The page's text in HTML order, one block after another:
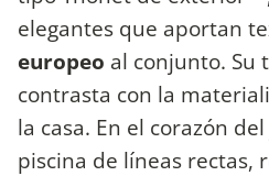
elegantes que aportan
europeo al conjunto. Su
contrasta con la
la casa. En el corazón
piscina de líneas rectas,